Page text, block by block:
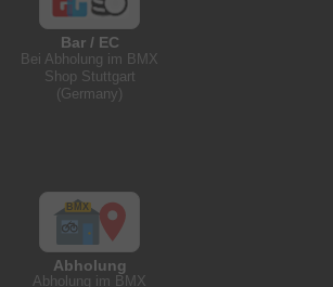
Bar / EC
Bei Abholung im BMX
Shop Stuttgart
(Germany)
Abholung
Abholung im BMX